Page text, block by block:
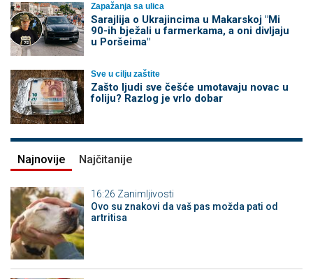
Zapažanja sa ulica
Sarajlija o Ukrajincima u Makarskoj "Mi
90-ih bježali u farmerkama, a oni divljaju
u Poršeima"
Sve u cilju zaštite
Zašto ljudi sve češće umotavaju novac u
foliju? Razlog je vrlo dobar
Najnovije Najčitanije
16:26 Zanimljivosti
Ovo su znakovi da vaš pas možda pati od
artritisa